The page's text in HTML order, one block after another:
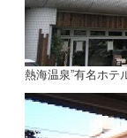
熱海温泉”有名ホテ